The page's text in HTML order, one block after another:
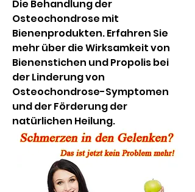
Die Behandlung der
Osteochondrose mit
Bienenprodukten. Erfahren Sie
mehr über die Wirksamkeit von
Bienenstichen und Propolis bei
der Linderung von
Osteochondrose-Symptomen
und der Förderung der
natürlichen Heilung.